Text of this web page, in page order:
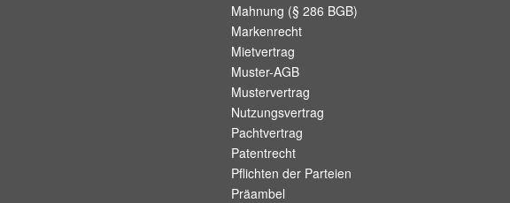
Mahnung (§ 286 BGB)
Markenrecht
Mietvertrag
Muster-AGB
Mustervertrag
Nutzungsvertrag
Pachtvertrag
Patentrecht
Pflichten der Parteien
Präambel